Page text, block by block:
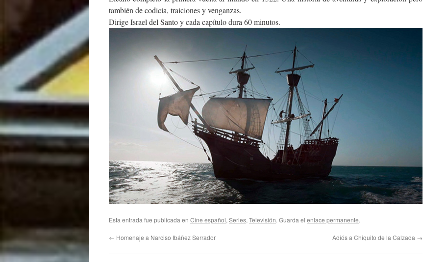
también de codicia, traiciones y venganzas.
Dirige Israel del Santo y cada capítulo dura 60 minutos.
Esta entrada fue publicada en Cine español, Series, Televisión. Guarda el enlace permanente.
← Homenaje a Narciso Ibáñez Serrador Adiós a Chiquito de la Calzada →